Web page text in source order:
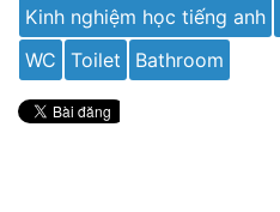
Kinh nghiệm học tiếng anh
WC
Toilet Bathroom